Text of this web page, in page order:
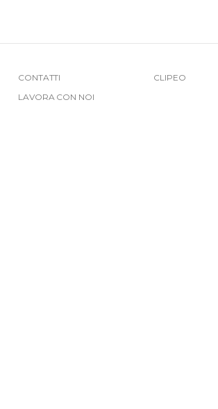
More
Link
CONTATTI
LAVORA CON NOI
Top
CLIPEO